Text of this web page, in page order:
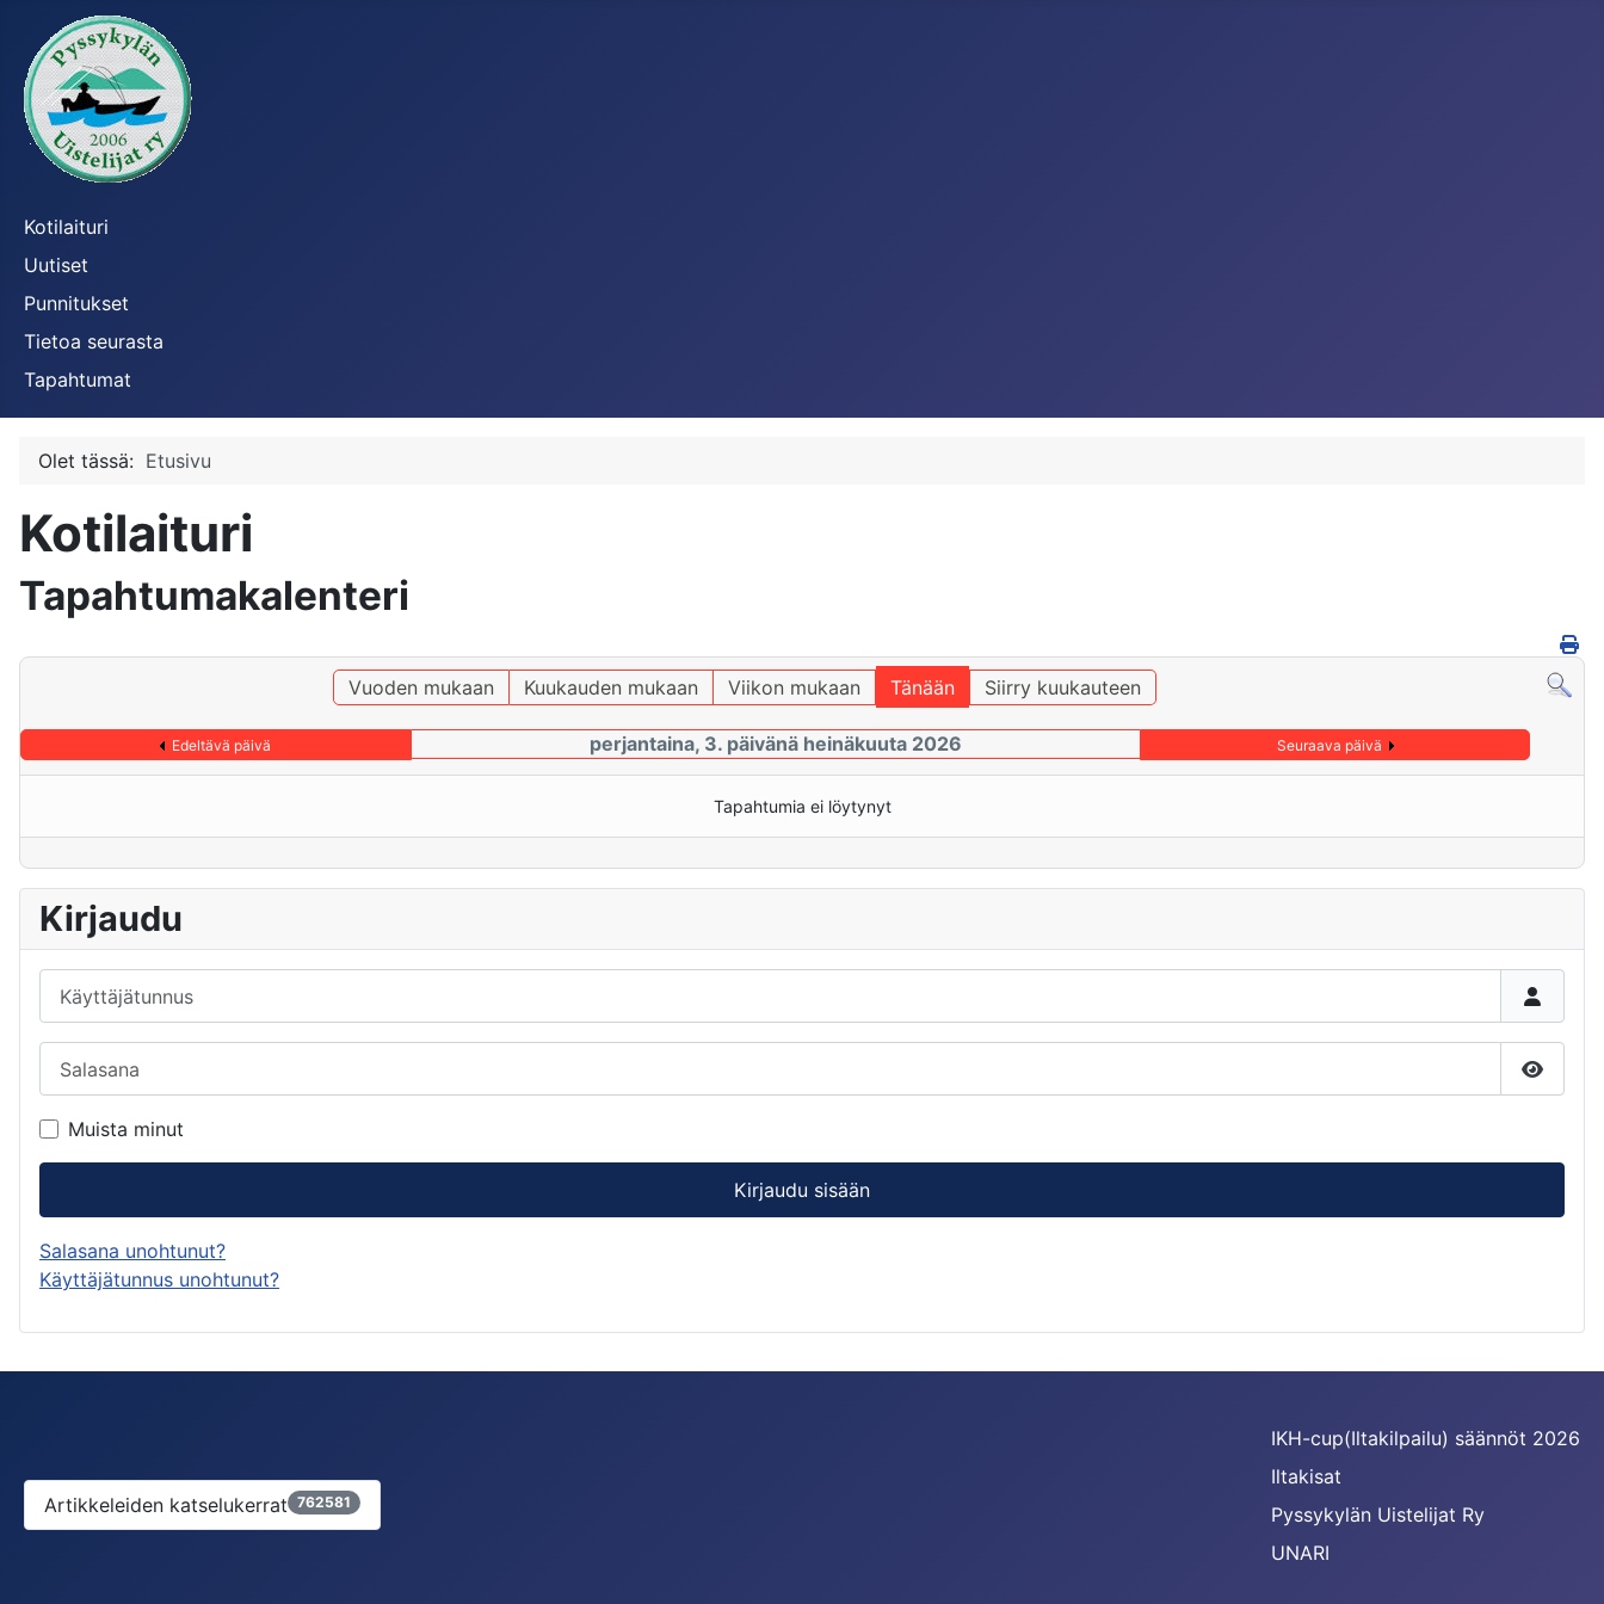
Kotilaituri
Uutiset
Punnitukset
Tietoa seurasta
Tapahtumat
Olet tässä: Etusivu
Kotilaituri
Tapahtumakalenteri
Vuoden mukaan Kuukauden mukaan Viikon mukaan Tänään Siirry kuukauteen
Edeltävä päivä perjantaina, 3. päivänä heinäkuuta 2026 Seuraava päivä
Tapahtumia ei löytynyt
Kirjaudu
Näytä
Muista minut
Kirjaudu sisään
Salasana unohtunut?
Käyttäjätunnus unohtunut?
Artikkeleiden katselukerrat 762581
IKH-cup(Iltakilpailu) säännöt 2026
Iltakisat
Pyssykylän Uistelijat Ry
UNARI